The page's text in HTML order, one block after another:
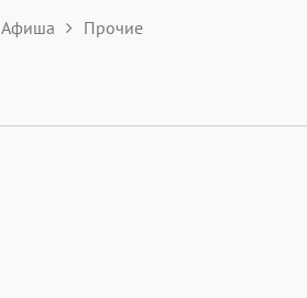
Афиша Прочие